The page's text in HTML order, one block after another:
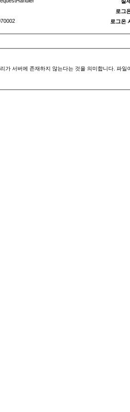
로그
로그온
가 서버에 존재하지 않는다는 것을 의미합니다. 파